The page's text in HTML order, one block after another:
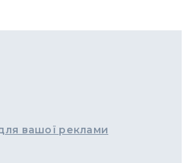
вашої реклами